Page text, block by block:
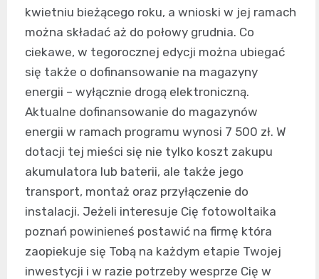
kwietniu bieżącego roku, a wnioski w jej ramach
można składać aż do połowy grudnia. Co
ciekawe, w tegorocznej edycji można ubiegać
się także o dofinansowanie na magazyny
energii – wyłącznie drogą elektroniczną.
Aktualne dofinansowanie do magazynów
energii w ramach programu wynosi 7 500 zł. W
dotacji tej mieści się nie tylko koszt zakupu
akumulatora lub baterii, ale także jego
transport, montaż oraz przyłączenie do
instalacji. Jeżeli interesuje Cię fotowoltaika
poznań powinieneś postawić na firmę która
zaopiekuje się Tobą na każdym etapie Twojej
inwestycji i w razie potrzeby wesprze Cię w